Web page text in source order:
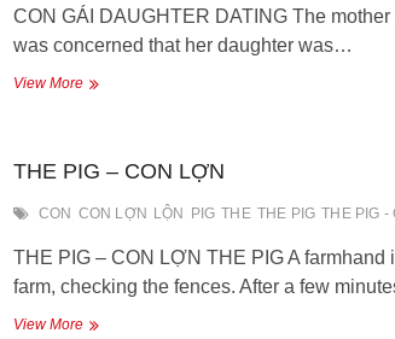
CON GÁI DAUGHTER DATING The mother
was concerned that her daughter was…
View MoreDAUGHTER
HẸN
YÊU
CỦA
CON
THE PIG – CON LỢN
CON CON LỢN LỘN PIG THE THE PIG THE PIG -
THE PIG – CON LỢN THE PIG A farmhand
farm, checking the fences. After a few
View MoreTHE